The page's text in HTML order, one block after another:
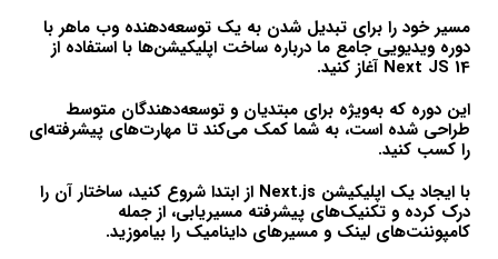
مسیر خود را برای تبدیل شدن به یک توسعه‌دهنده وب ماهر با
دوره ویدیویی جامع ما درباره ساخت اپلیکیشن‌ها با استفاده از
Next JS 14 آغاز کنید.
این دوره که به‌ویژه برای مبتدیان و توسعه‌دهندگان متوسط
طراحی شده است، به شما کمک می‌کند تا مهارت‌های پیشرفته‌ای
را کسب کنید.
با ایجاد یک اپلیکیشن Next.js از ابتدا شروع کنید، ساختار آن را
درک کرده و تکنیک‌های پیشرفته مسیریابی، از جمله
کامپوننت‌های لینک و مسیرهای داینامیک را بیاموزید.